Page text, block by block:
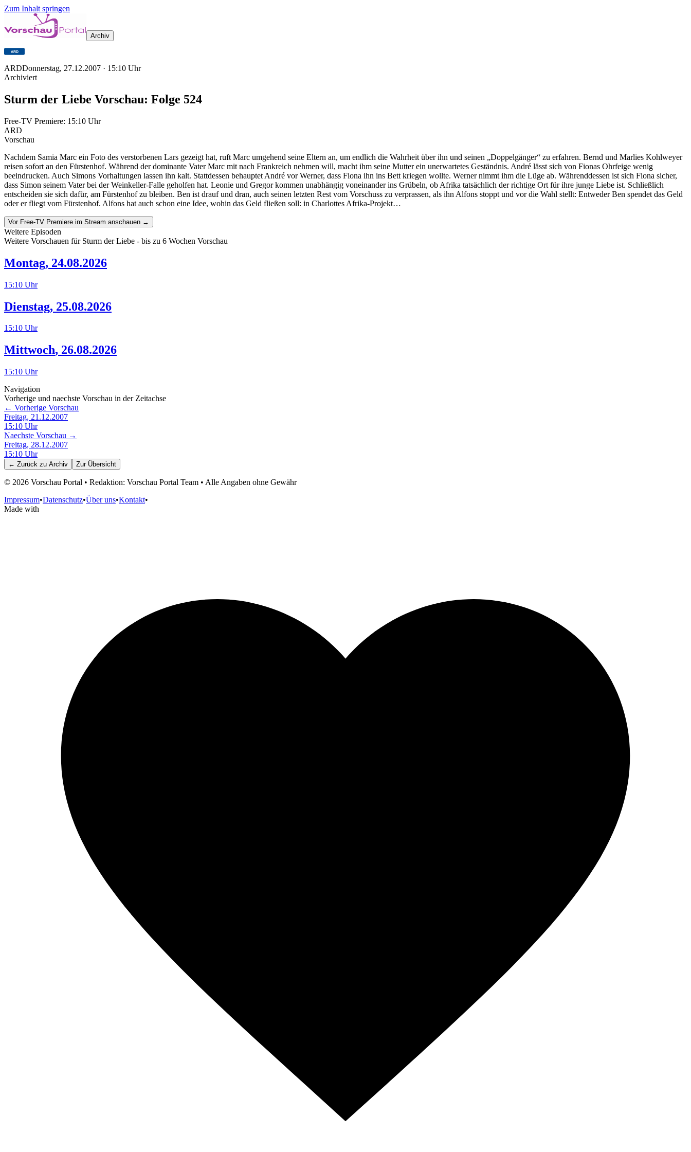
Zum Inhalt springen
Archiv
ARDDonnerstag, 27.12.2007 · 15:10 Uhr
Archiviert
Sturm der Liebe Vorschau: Folge 524
Free-TV Premiere: 15:10 Uhr
ARD
Vorschau
Nachdem Samia Marc ein Foto des verstorbenen Lars gezeigt hat, ruft Marc umgehend seine Eltern an, um endlich die Wahrheit über ihn und seinen „Doppelgänger“ zu erfahren. Bernd und Marlies Kohlweyer
reisen sofort an den Fürstenhof. Während der dominante Vater Marc mit nach Frankreich nehmen will, macht ihm seine Mutter ein unerwartetes Geständnis. André lässt sich von Fionas Ohrfeige wenig
beeindrucken. Auch Simons Vorhaltungen lassen ihn kalt. Stattdessen behauptet André vor Werner, dass Fiona ihn ins Bett kriegen wollte. Werner nimmt ihm die Lüge ab. Währenddessen ist sich Fiona sicher,
dass Simon seinem Vater bei der Weinkeller-Falle geholfen hat. Leonie und Gregor kommen unabhängig voneinander ins Grübeln, ob Afrika tatsächlich der richtige Ort für ihre junge Liebe ist. Schließlich
entscheiden sie sich dafür, am Fürstenhof zu bleiben. Ben ist drauf und dran, auch seinen letzten Rest vom Vorschuss zu verprassen, als ihn Alfons stoppt und vor die Wahl stellt: Entweder Ben spendet das Geld
oder er fliegt vom Fürstenhof. Alfons hat auch schon eine Idee, wohin das Geld fließen soll: in Charlottes Afrika-Projekt…
Vor Free-TV Premiere im Stream anschauen →
Weitere Episoden
Weitere Vorschauen für Sturm der Liebe - bis zu 6 Wochen Vorschau
Montag, 24.08.2026
15:10 Uhr
Dienstag, 25.08.2026
15:10 Uhr
Mittwoch, 26.08.2026
15:10 Uhr
Navigation
Vorherige und naechste Vorschau in der Zeitachse
← Vorherige Vorschau
Freitag, 21.12.2007
15:10 Uhr
Naechste Vorschau →
Freitag, 28.12.2007
15:10 Uhr
← Zurück zu Archiv Zur Übersicht
© 2026 Vorschau Portal • Redaktion: Vorschau Portal Team • Alle Angaben ohne Gewähr
Impressum•Datenschutz•Über uns•Kontakt•
Made with